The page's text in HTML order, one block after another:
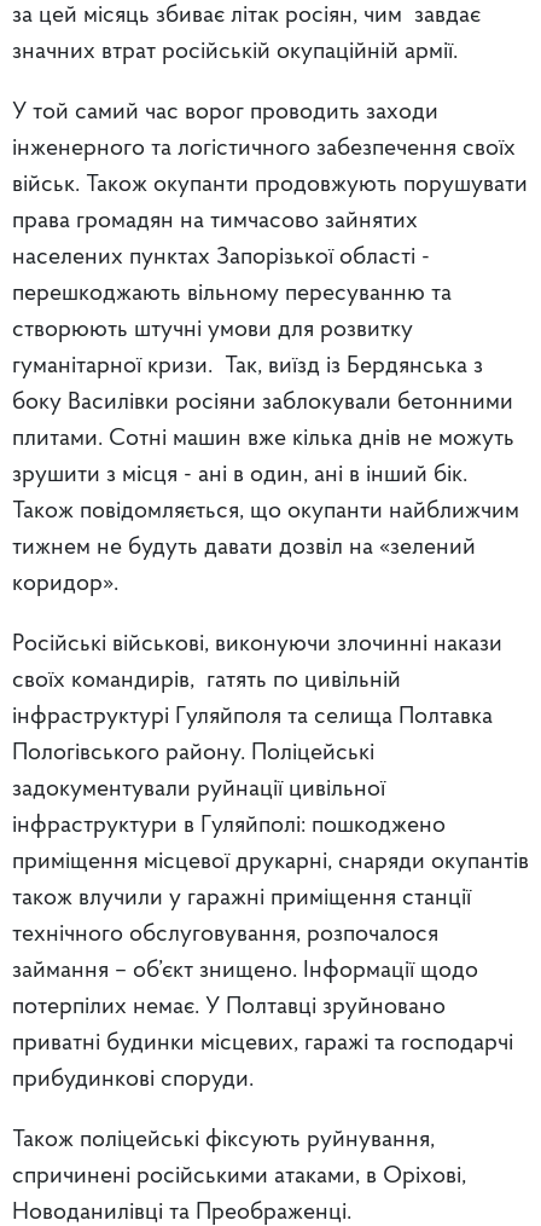
за цей місяць збиває літак росіян, чим завдає
значних втрат російській окупаційній армії.
У той самий час ворог проводить заходи
інженерного та логістичного забезпечення своїх
військ. Також окупанти продовжують порушувати
права громадян на тимчасово зайнятих
населених пунктах Запорізької області -
перешкоджають вільному пересуванню та
створюють штучні умови для розвитку
гуманітарної кризи. Так, виїзд із Бердянська з
боку Василівки росіяни заблокували бетонними
плитами. Сотні машин вже кілька днів не можуть
зрушити з місця - ані в один, ані в інший бік.
Також повідомляється, що окупанти найближчим
тижнем не будуть давати дозвіл на «зелений
коридор».
Російські військові, виконуючи злочинні накази
своїх командирів, гатять по цивільній
інфраструктурі Гуляйполя та селища Полтавка
Пологівського району. Поліцейські
задокументували руйнації цивільної
інфраструктури в Гуляйполі: пошкоджено
приміщення місцевої друкарні, снаряди окупантів
також влучили у гаражні приміщення станції
технічного обслуговування, розпочалося
займання – об’єкт знищено. Інформації щодо
потерпілих немає. У Полтавці зруйновано
приватні будинки місцевих, гаражі та господарчі
прибудинкові споруди.
Також поліцейські фіксують руйнування,
спричинені російськими атаками, в Оріхові,
Новоданилівці та Преображенці.